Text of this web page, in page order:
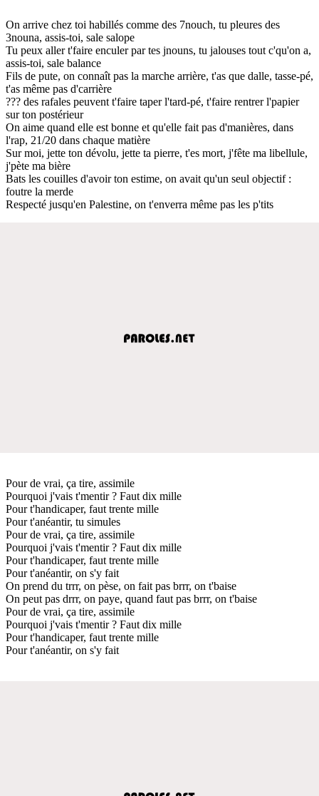
On arrive chez toi habillés comme des 7nouch, tu pleures des
3nouna, assis-toi, sale salope
Tu peux aller t'faire enculer par tes jnouns, tu jalouses tout c'qu'on a,
assis-toi, sale balance
Fils de pute, on connaît pas la marche arrière, t'as que dalle, tasse-pé,
t'as même pas d'carrière
??? des rafales peuvent t'faire taper l'tard-pé, t'faire rentrer l'papier
sur ton postérieur
On aime quand elle est bonne et qu'elle fait pas d'manières, dans
l'rap, 21/20 dans chaque matière
Sur moi, jette ton dévolu, jette ta pierre, t'es mort, j'fête ma libellule,
j'pète ma bière
Bats les couilles d'avoir ton estime, on avait qu'un seul objectif :
foutre la merde
Respecté jusqu'en Palestine, on t'enverra même pas les p'tits
Pour de vrai, ça tire, assimile
Pourquoi j'vais t'mentir ? Faut dix mille
Pour t'handicaper, faut trente mille
Pour t'anéantir, tu simules
Pour de vrai, ça tire, assimile
Pourquoi j'vais t'mentir ? Faut dix mille
Pour t'handicaper, faut trente mille
Pour t'anéantir, on s'y fait
On prend du trrr, on pèse, on fait pas brrr, on t'baise
On peut pas drrr, on paye, quand faut pas brrr, on t'baise
Pour de vrai, ça tire, assimile
Pourquoi j'vais t'mentir ? Faut dix mille
Pour t'handicaper, faut trente mille
Pour t'anéantir, on s'y fait